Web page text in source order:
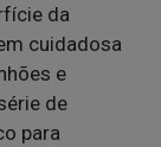
da
cuidadosa
e
de
para